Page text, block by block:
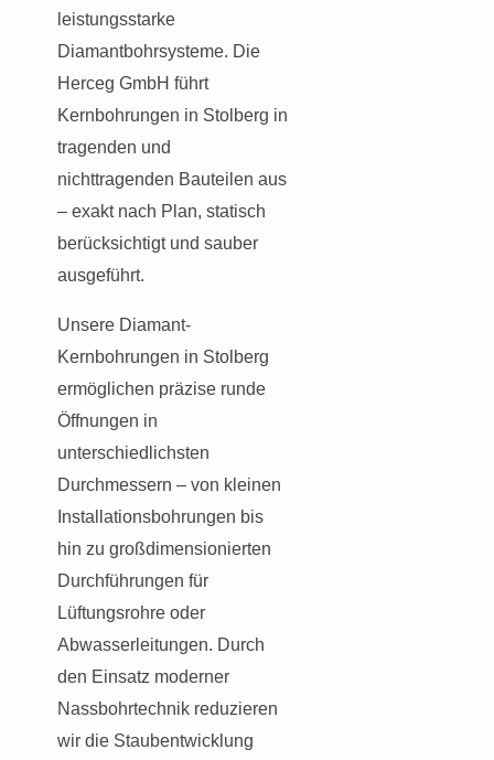
leistungsstarke
Diamantbohrsysteme. Die
Herceg GmbH führt
Kernbohrungen in Stolberg in
tragenden und
nichttragenden Bauteilen aus
– exakt nach Plan, statisch
berücksichtigt und sauber
ausgeführt.
Unsere Diamant-
Kernbohrungen in Stolberg
ermöglichen präzise runde
Öffnungen in
unterschiedlichsten
Durchmessern – von kleinen
Installationsbohrungen bis
hin zu großdimensionierten
Durchführungen für
Lüftungsrohre oder
Abwasserleitungen. Durch
den Einsatz moderner
Nassbohrtechnik reduzieren
wir die Staubentwicklung